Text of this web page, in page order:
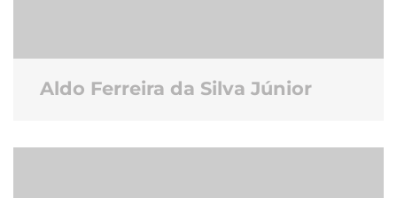
Aldo Ferreira da Silva Júnior